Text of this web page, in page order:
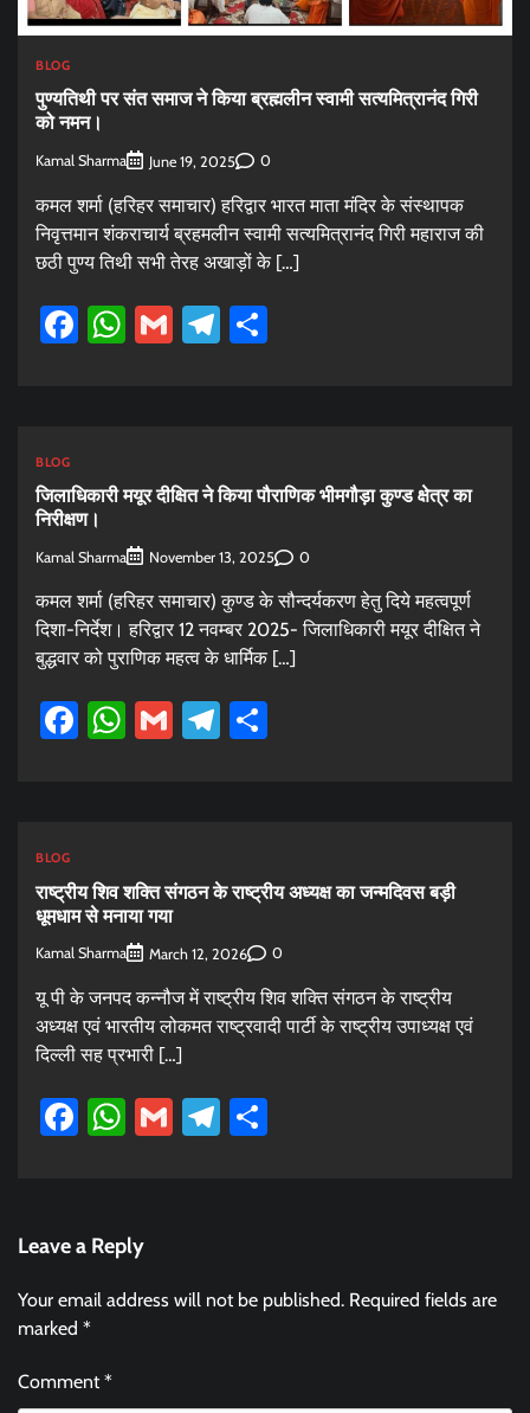
BLOG
पुण्यतिथी पर संत समाज ने किया ब्रह्मलीन स्वामी सत्यमित्रानंद गिरी
को नमन।
Kamal Sharma June 19, 2025 0
कमल शर्मा (हरिहर समाचार) हरिद्वार भारत माता मंदिर के संस्थापक
निवृत्तमान शंकराचार्य ब्रहमलीन स्वामी सत्यमित्रानंद गिरी महाराज की
छठी पुण्य तिथी सभी तेरह अखाड़ों के […]
Facebook
WhatsApp
GmailTelegram
BLOG
जिलाधिकारी मयूर दीक्षित ने किया पौराणिक भीमगौड़ा कुण्ड क्षेत्र का
निरीक्षण।
Kamal Sharma November 13, 2025 0
कमल शर्मा (हरिहर समाचार) कुण्ड के सौन्दर्यकरण हेतु दिये महत्वपूर्ण
दिशा-निर्देश। हरिद्वार 12 नवम्बर 2025- जिलाधिकारी मयूर दीक्षित ने
बुद्धवार को पुराणिक महत्व के धार्मिक […]
Facebook
WhatsApp
GmailTelegram
BLOG
राष्ट्रीय शिव शक्ति संगठन के राष्ट्रीय अध्यक्ष का जन्मदिवस बड़ी
धूमधाम से मनाया गया
Kamal Sharma March 12, 2026 0
यू पी के जनपद कन्नौज में राष्ट्रीय शिव शक्ति संगठन के राष्ट्रीय
अध्यक्ष एवं भारतीय लोकमत राष्ट्रवादी पार्टी के राष्ट्रीय उपाध्यक्ष एवं
दिल्ली सह प्रभारी […]
Facebook
WhatsApp
GmailTelegram
Leave a Reply
Your email address will not be published. Required fields are
marked *
Comment*